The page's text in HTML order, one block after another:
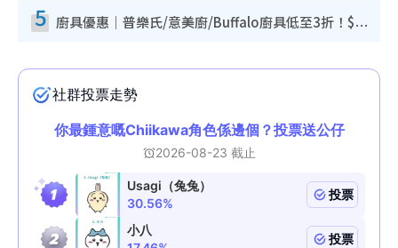
5 廚具優惠｜普樂氏/意美廚/Buffalo廚具低至3折！$89起買煎鍋／炒鑊／個人鍋 同場小家電激減至$99起